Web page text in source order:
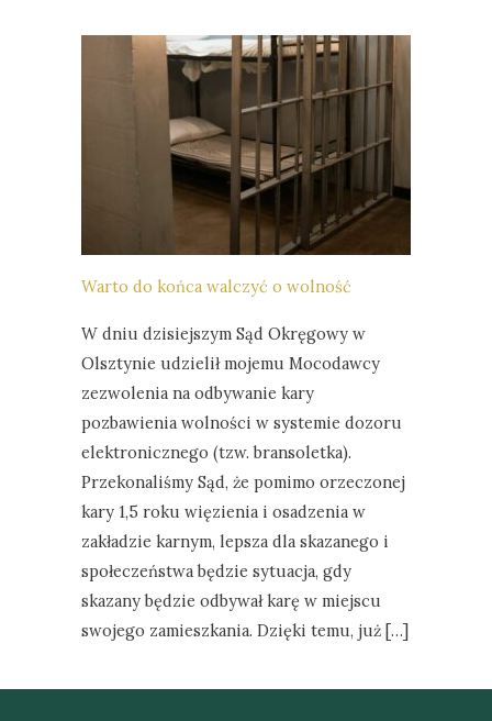
Warto do końca walczyć o wolność
W dniu dzisiejszym Sąd Okręgowy w
Olsztynie udzielił mojemu Mocodawcy
zezwolenia na odbywanie kary
pozbawienia wolności w systemie dozoru
elektronicznego (tzw. bransoletka).
Przekonaliśmy Sąd, że pomimo orzeczonej
kary 1,5 roku więzienia i osadzenia w
zakładzie karnym, lepsza dla skazanego i
społeczeństwa będzie sytuacja, gdy
skazany będzie odbywał karę w miejscu
swojego zamieszkania. Dzięki temu, już […]